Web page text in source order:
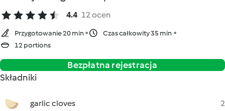
4.4 12 ocen
Przygotowanie 20 min
Czas całkowity 35 min
12 portions
Bezpłatna rejestracja
Składniki
garlic cloves 2